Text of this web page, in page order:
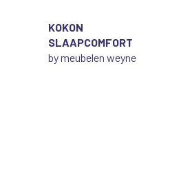
KOKON
SLAAPCOMFORT
by meubelen weyne